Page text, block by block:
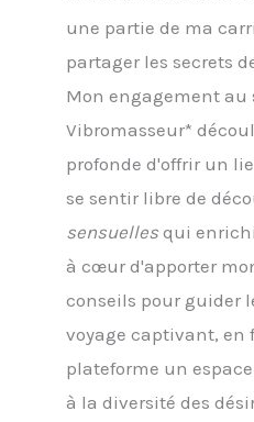
une partie de ma
partager les secrets
Mon engagement au
Vibromasseur*
profonde d'offrir un
se sentir libre de
sensuelles qui
à cœur d'apporter
conseils pour guider
voyage captivant, en
plateforme un
à la diversité des